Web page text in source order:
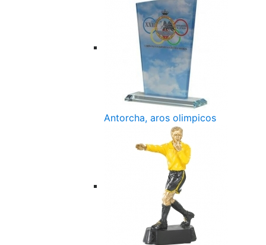
Antorcha, aros olimpicos